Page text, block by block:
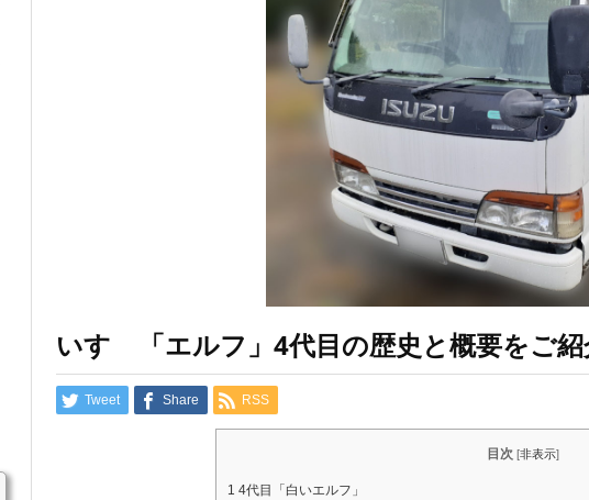
いすゞ「エルフ」4代目の歴史と概要をご
Tweet Share RSS
目次 [非表示]
1 4代目「白いエルフ」